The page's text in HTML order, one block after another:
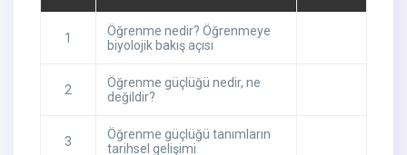
1
Öğrenme nedir? Öğrenmeye
biyolojik bakış açısı
2
Öğrenme güçlüğü nedir, ne
değildir?
3
Öğrenme güçlüğü tanımların
tarihsel gelişimi